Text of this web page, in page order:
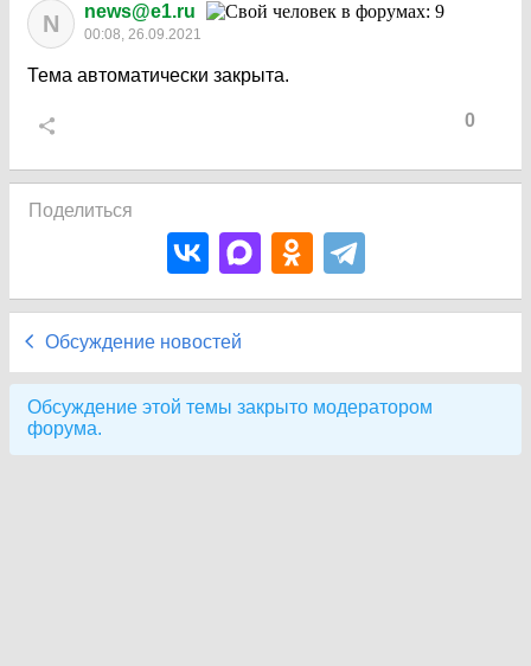
N news@e1.ru
00:08, 26.09.2021
Тема автоматически закрыта.
0
Поделиться
Обсуждение новостей
Обсуждение этой темы закрыто модератором
форума.